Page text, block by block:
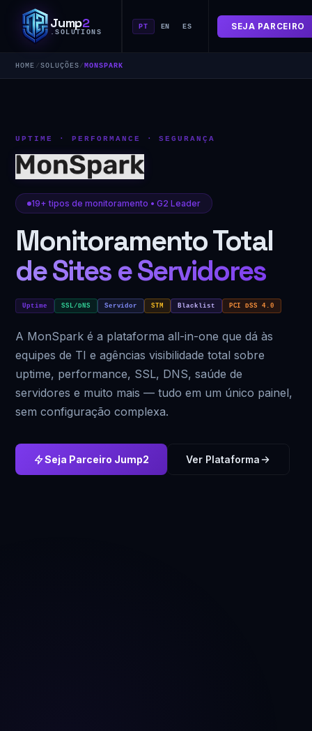
Jump2
.SOLUTIONS
PT EN ES SEJA PARCEIRO
HOME /SOLUÇÕES/MONSPARK
UPTIME · PERFORMANCE · SEGURANÇA
19+ tipos de monitoramento • G2 Leader
Monitoramento Total
de Sites e Servidores
Uptime SSL/DNS Servidor STM Blacklist PCI DSS 4.0
A MonSpark é a plataforma all-in-one que dá às
equipes de TI e agências visibilidade total sobre
uptime, performance, SSL, DNS, saúde de
servidores e muito mais — tudo em um único painel,
sem configuração complexa.
Seja Parceiro Jump2 Ver Plataforma